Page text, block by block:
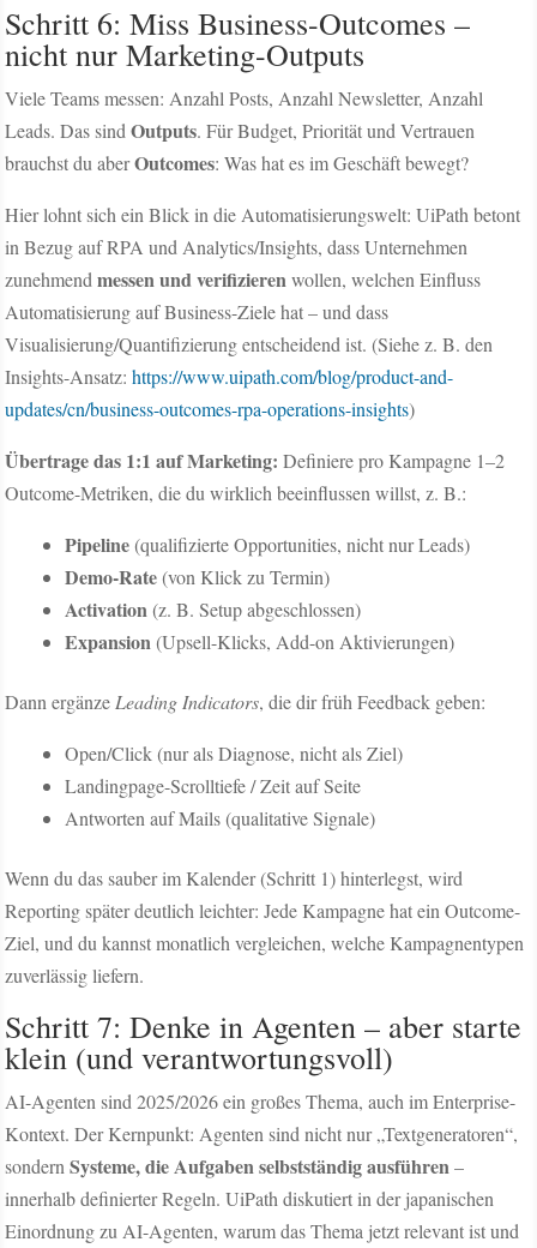
Schritt 6: Miss Business-Outcomes –
nicht nur Marketing-Outputs
Viele Teams messen: Anzahl Posts, Anzahl Newsletter, Anzahl
Leads. Das sindOutputs. Für Budget, Priorität und Vertrauen
brauchst du aberOutcomes: Was hat es im Geschäft bewegt?
Hier lohnt sich ein Blick in die Automatisierungswelt: UiPath betont
in Bezug auf RPA und Analytics/Insights, dass Unternehmen
zunehmendmessen und verifizierenwollen, welchen Einfluss
Automatisierung auf Business-Ziele hat – und dass
Visualisierung/Quantifizierung entscheidend ist. (Siehe z. B. den
Insights-Ansatz:https://www.uipath.com/blog/product-and-
updates/cn/business-outcomes-rpa-operations-insights)
Übertrage das 1:1 auf Marketing: Definiere pro Kampagne 1–2
Outcome-Metriken, die du wirklich beeinflussen willst, z. B.:
Pipeline(qualifizierte Opportunities, nicht nur Leads)
Demo-Rate(von Klick zu Termin)
Activation(z. B. Setup abgeschlossen)
Expansion(Upsell-Klicks, Add-on Aktivierungen)
Dann ergänze Leading Indicators, die dir früh Feedback geben:
Open/Click (nur als Diagnose, nicht als Ziel)
Landingpage-Scrolltiefe / Zeit auf Seite
Antworten auf Mails (qualitative Signale)
Wenn du das sauber im Kalender (Schritt 1) hinterlegst, wird
Reporting später deutlich leichter: Jede Kampagne hat ein Outcome-
Ziel, und du kannst monatlich vergleichen, welche Kampagnentypen
zuverlässig liefern.
Schritt 7: Denke in Agenten – aber starte
klein (und verantwortungsvoll)
AI-Agenten sind 2025/2026 ein großes Thema, auch im Enterprise-
Kontext. Der Kernpunkt: Agenten sind nicht nur „Textgeneratoren“,
sondernSysteme, die Aufgaben selbstständig ausführen–
innerhalb definierter Regeln. UiPath diskutiert in der japanischen
Einordnung zu AI-Agenten, warum das Thema jetzt relevant ist und